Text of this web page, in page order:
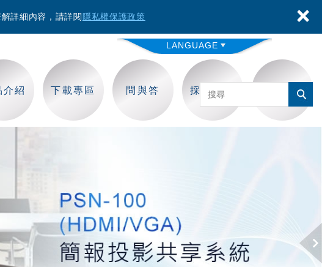
詳細內容，請詳閱 隱私權保護政策 ×
LANGUAGE
介紹 下載專區 問與答 採購保固 聯絡我們